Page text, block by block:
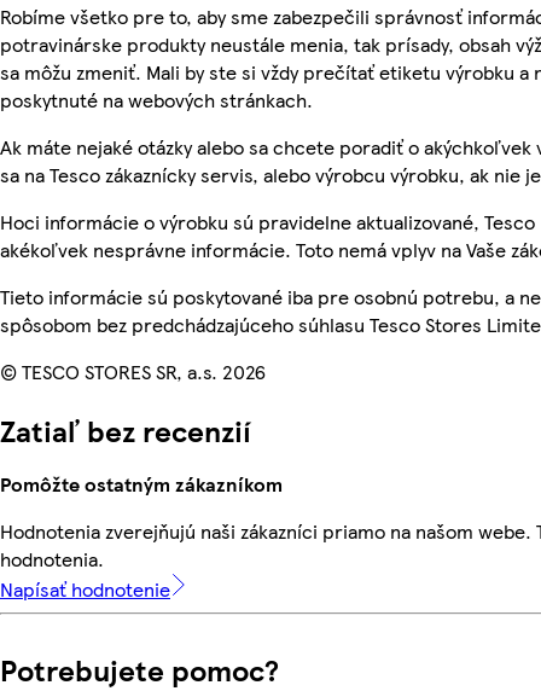
Robíme všetko pre to, aby sme zabezpečili správnosť
potravinárske produkty neustále menia, tak prísady, obsah
sa môžu zmeniť. Mali by ste si vždy prečítať etiketu výrobku
poskytnuté na webových stránkach.
Ak máte nejaké otázky alebo sa chcete poradiť o
sa na Tesco zákaznícky servis, alebo výrobcu výrobku, ak nie
Hoci informácie o výrobku sú pravidelne aktualizované,
akékoľvek nesprávne informácie. Toto nemá vplyv na Vaše
Tieto informácie sú poskytované iba pre osobnú potrebu, a
spôsobom bez predchádzajúceho súhlasu Tesco Stores
© TESCO STORES SR, a.s. 2026
Zatiaľ bez recenzií
Pomôžte ostatným zákazníkom
Hodnotenia zverejňujú naši zákazníci priamo na našom
hodnotenia.
Napísať hodnotenie
Potrebujete pomoc?